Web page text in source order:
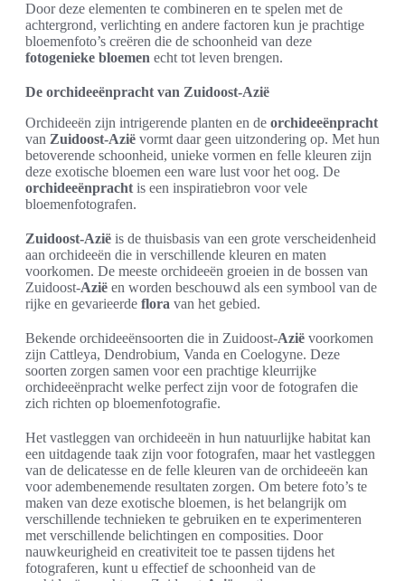
Door deze elementen te combineren en te spelen met de
achtergrond, verlichting en andere factoren kun je prachtige
bloemenfoto’s creëren die de schoonheid van deze
fotogenieke bloemen echt tot leven brengen.
De orchideeënpracht van Zuidoost-Azië
Orchideeën zijn intrigerende planten en de orchideeënpracht
van Zuidoost-Azië vormt daar geen uitzondering op. Met hun
betoverende schoonheid, unieke vormen en felle kleuren zijn
deze exotische bloemen een ware lust voor het oog. De
orchideeënpracht is een inspiratiebron voor vele
bloemenfotografen.
Zuidoost-Azië is de thuisbasis van een grote verscheidenheid
aan orchideeën die in verschillende kleuren en maten
voorkomen. De meeste orchideeën groeien in de bossen van
Zuidoost-Azië en worden beschouwd als een symbool van de
rijke en gevarieerde flora van het gebied.
Bekende orchideeënsoorten die in Zuidoost-Azië voorkomen
zijn Cattleya, Dendrobium, Vanda en Coelogyne. Deze
soorten zorgen samen voor een prachtige kleurrijke
orchideeënpracht welke perfect zijn voor de fotografen die
zich richten op bloemenfotografie.
Het vastleggen van orchideeën in hun natuurlijke habitat kan
een uitdagende taak zijn voor fotografen, maar het vastleggen
van de delicatesse en de felle kleuren van de orchideeën kan
voor adembenemende resultaten zorgen. Om betere foto’s te
maken van deze exotische bloemen, is het belangrijk om
verschillende technieken te gebruiken en te experimenteren
met verschillende belichtingen en composities. Door
nauwkeurigheid en creativiteit toe te passen tijdens het
fotograferen, kunt u effectief de schoonheid van de